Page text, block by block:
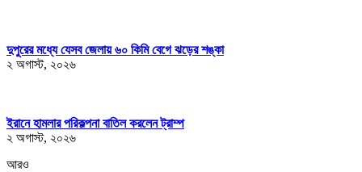
দুপুরের মধ্যে যেসব জেলায় ৬০ কিমি বেগে ঝড়ের শঙ্কা
২ অগাস্ট, ২০২৬
ইরানে হামলার পরিকল্পনা বাতিল করলেন ট্রাম্প
২ অগাস্ট, ২০২৬
আরও